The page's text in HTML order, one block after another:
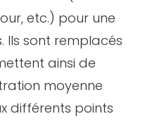
etc.) pour une
Ils sont remplacés
ainsi de
moyenne
différents points